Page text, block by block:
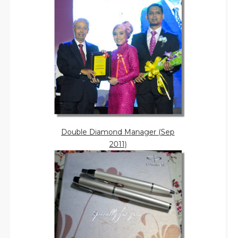
Double Diamond Manager (Sep
2011)